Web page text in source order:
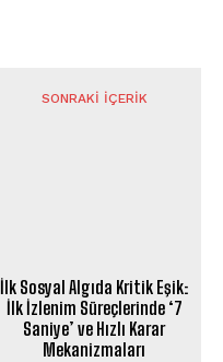
SONRAKI İÇERIK
İlk Sosyal Algıda Kritik Eşik:
İlk İzlenim Süreçlerinde ‘7
Saniye’ ve Hızlı Karar
Mekanizmaları